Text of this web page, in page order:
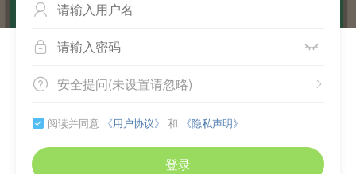

 
 
安全提问(未设置请忽略)
 阅读并同意 《用户协议》 和 《隐私声明》
登录